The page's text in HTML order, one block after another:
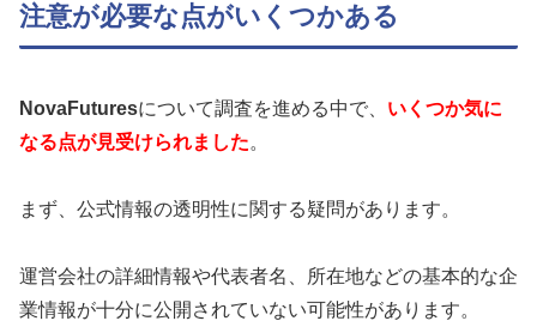
注意が必要な点がいくつかある
NovaFuturesについて調査を進める中で、 いくつか気に
なる点が見受けられました。
まず、公式情報の透明性に関する疑問があります。
運営会社の詳細情報や代表者名、所在地などの基本的な企
業情報が十分に公開されていない可能性があります。